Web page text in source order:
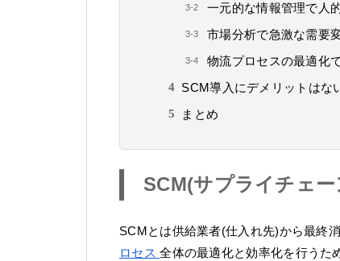
一元的な情報管理で人
市場分析で急激な需要
物流プロセスの最適化
SCM導入にデメリットはな
まとめ
SCM(サプライチェ
SCMとは供給業者(仕入れ先)から最終
ロセス全体の最適化と効率化を行うた